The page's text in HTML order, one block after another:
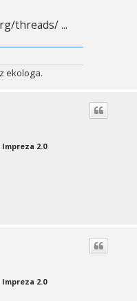
threads/ ...
ekologa.
Impreza 2.0
Impreza 2.0